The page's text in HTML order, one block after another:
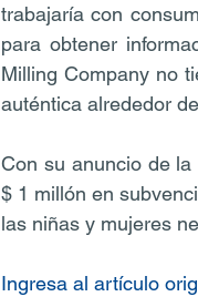
trabajaría con
para obtener
Milling Company no
auténtica alrededor
Con su anuncio de
$ 1 millón en
las niñas y mujeres
Ingresa al artículo